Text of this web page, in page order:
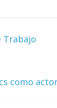
Trabajo
como